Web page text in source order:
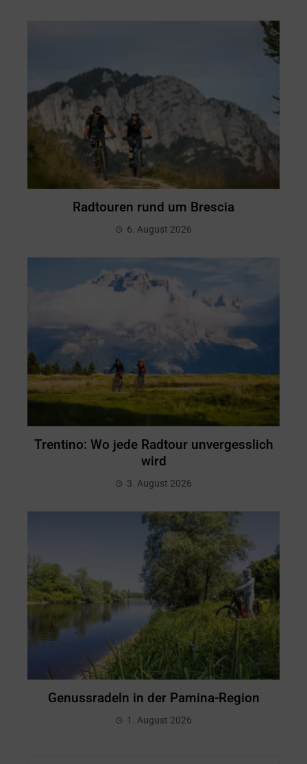
Radtouren rund um Brescia
6. August 2026
Trentino: Wo jede Radtour unvergesslich
wird
3. August 2026
Genussradeln in der Pamina-Region
1. August 2026